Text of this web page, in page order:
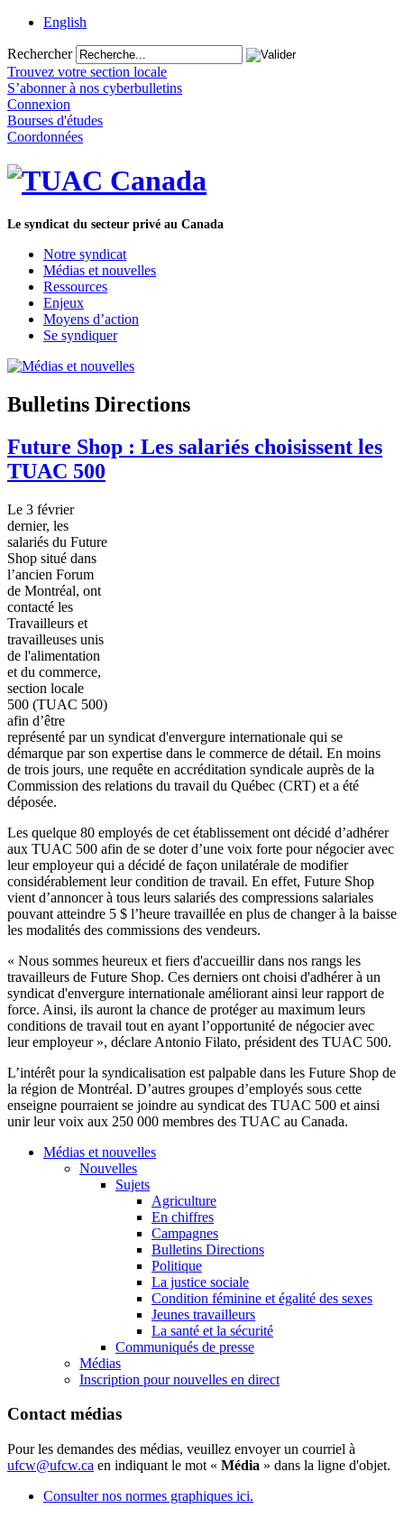
English
Rechercher
Trouvez votre section locale
S’abonner à nos cyberbulletins
Connexion
Bourses d'études
Coordonnées
Le syndicat du secteur privé au Canada
Notre syndicat
Médias et nouvelles
Ressources
Enjeux
Moyens d’action
Se syndiquer
Bulletins Directions
Future Shop : Les salariés choisissent les
TUAC 500
Le 3 février
dernier, les
salariés du Future
Shop situé dans
l’ancien Forum
de Montréal, ont
contacté les
Travailleurs et
travailleuses unis
de l'alimentation
et du commerce,
section locale
500 (TUAC 500)
afin d’être
représenté par un syndicat d'envergure internationale qui se
démarque par son expertise dans le commerce de détail. En moins
de trois jours, une requête en accréditation syndicale auprès de la
Commission des relations du travail du Québec (CRT) et a été
déposée.
Les quelque 80 employés de cet établissement ont décidé d’adhérer
aux TUAC 500 afin de se doterd’une voix forte pournégocier avec
leur employeurqui a décidé de façon unilatérale de modifier
considérablement leurcondition de travail. En effet, Future Shop
vient d’annoncer à tous leurs salariés des compressions salariales
pouvant atteindre 5 $ l’heure travaillée en plus de changerà la baisse
les modalités des commissions des vendeurs.
« Nous sommes heureux et fiers d'accueillir dans nos rangs les
travailleurs de Future Shop. Ces derniers ont choisi d'adhérer à un
syndicat d'envergure internationale améliorant ainsi leurrapport de
force. Ainsi, ils auront la chance de protégerau maximum leurs
conditions de travail tout en ayant l’opportunité de négocier avec
leur employeur», déclare Antonio Filato, président des TUAC 500.
L’intérêt pour la syndicalisation est palpable dans les Future Shop de
la région de Montréal. D’autres groupes d’employés sous cette
enseigne pourraient se joindre au syndicat des TUAC 500 et ainsi
unir leur voix aux 250 000 membres des TUAC au Canada.
Médias et nouvelles
Nouvelles
Sujets
Agriculture
En chiffres
Campagnes
Bulletins Directions
Politique
La justice sociale
Condition féminine et égalité des sexes
Jeunes travailleurs
La santé et la sécurité
Communiqués de presse
Médias
Inscription pour nouvelles en direct
Contact médias
Pour les demandes des médias, veuillez envoyer un courriel à
ufcw@ufcw.ca en indiquant le mot « Média » dans la ligne d'objet.
Consulter nos normes graphiques ici.